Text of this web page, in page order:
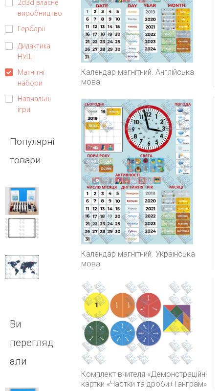
2d3d власне
виробництво
Гербарії
Дидактика
НУШ
Магнітні
набори
Навчальні
ігри
Популярні
товари
демонстраційний
«Електродинаміка»
Інтерактивна
Інтерактивна
Ви
перегляд
али
Календар магнітний. Англійська
мова
Календар магнітний. Українська
мова
Комплект вчителя «Демонстраційні
картки «Частки та дроби+Танграм»